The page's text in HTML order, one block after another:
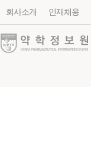
회사소개 인재채용
약학정보원